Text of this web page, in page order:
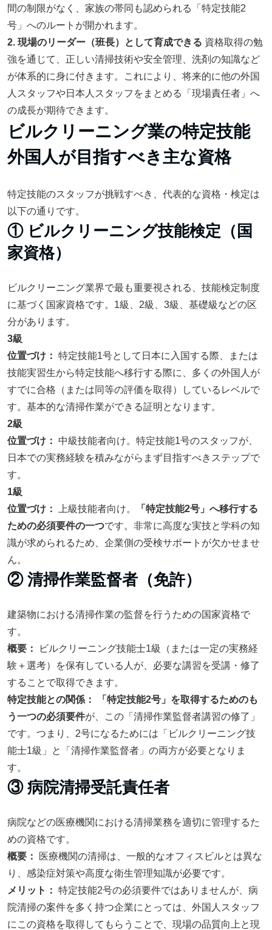
間の制限がなく、家族の帯同も認められる「特定技能2
号」へのルートが開かれます。
2. 現場のリーダー（班長）として育成できる 資格取得の勉
強を通じて、正しい清掃技術や安全管理、洗剤の知識など
が体系的に身に付きます。これにより、将来的に他の外国
人スタッフや日本人スタッフをまとめる「現場責任者」へ
の成長が期待できます。
ビルクリーニング業の特定技能
外国人が目指すべき主な資格
特定技能のスタッフが挑戦すべき、代表的な資格・検定は
以下の通りです。
① ビルクリーニング技能検定（国
家資格）
ビルクリーニング業界で最も重要視される、技能検定制度
に基づく国家資格です。1級、2級、3級、基礎級などの区
分があります。
3級
位置づけ： 特定技能1号として日本に入国する際、または
技能実習生から特定技能へ移行する際に、多くの外国人が
すでに合格（または同等の評価を取得）しているレベルで
す。基本的な清掃作業ができる証明となります。
2級
位置づけ：
中級技能者向け。特定技能1号のスタッフが、
日本での実務経験を積みながらまず目指すべきステップで
す。
1級
位置づけ：
上級技能者向け。
「特定技能2号」へ移行する
ための必須要件の一つです。非常に高度な実技と学科の知
識が求められるため、企業側の受検サポートが欠かせませ
ん。
② 清掃作業監督者（免許）
建築物における清掃作業の監督を行うための国家資格で
す。
概要：
ビルクリーニング技能士1級（または一定の実務経
験＋選考）を保有している人が、必要な講習を受講・修了
することで取得できます。
特定技能との関係：
「特定技能2号」を取得するためのも
う一つの必須要件が、この「清掃作業監督者講習の修了」
です。つまり、2号になるためには「ビルクリーニング技
能士1級」と「清掃作業監督者」の両方が必要となりま
す。
③ 病院清掃受託責任者
病院などの医療機関における清掃業務を適切に管理するた
めの資格です。
概要：
医療機関の清掃は、一般的なオフィスビルとは異な
り、感染症対策や高度な衛生管理知識が必要です。
メリット： 特定技能2号の必須要件ではありませんが、病
院清掃の案件を多く持つ企業にとっては、外国人スタッフ
にこの資格を取得してもらうことで、現場の品質向上と現